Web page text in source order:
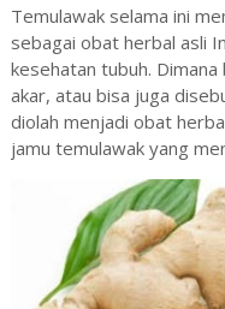
Temulawak selama ini
sebagai obat herbal asli
kesehatan tubuh.
akar, atau bisa juga
diolah menjadi obat
jamu temulawak yang